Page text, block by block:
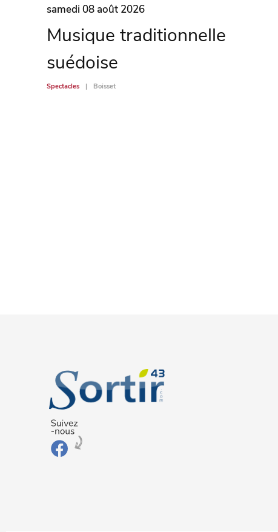
samedi 08 août 2026
Musique traditionnelle
suédoise
Spectacles Boisset